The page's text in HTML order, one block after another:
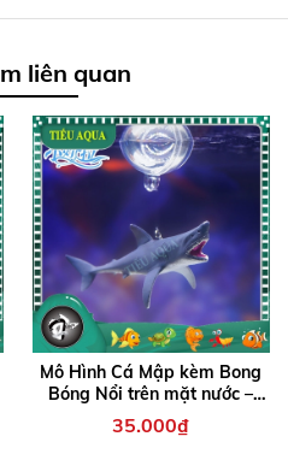
liên quan
Mô Hình Cá Mập kèm Bong
Bóng Nổi trên mặt nước –
Phụ kiện độc đáo giúp bể cá
thêm sinh động, đáng yêu
35.000₫